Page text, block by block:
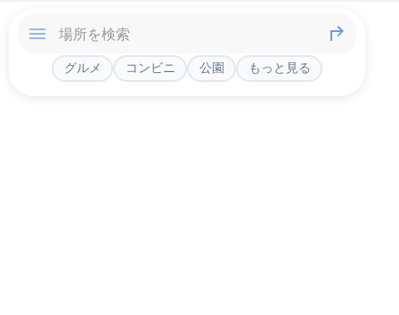
グルメ コンビニ 公園 もっと見る